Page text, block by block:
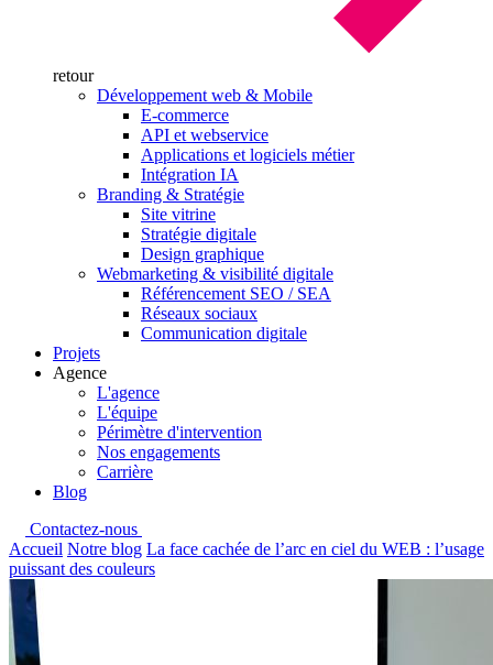
retour
Développement web & Mobile
E-commerce
API et webservice
Applications et logiciels métier
Intégration IA
Branding & Stratégie
Site vitrine
Stratégie digitale
Design graphique
Webmarketing & visibilité digitale
Référencement SEO / SEA
Réseaux sociaux
Communication digitale
Projets
Agence
L'agence
L'équipe
Périmètre d'intervention
Nos engagements
Carrière
Blog
Contactez-nous
Accueil Notre blog La face cachée de l’arc en ciel du WEB : l’usage
puissant des couleurs